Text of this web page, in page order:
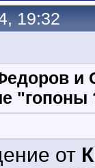
19:32
"гопоны
от